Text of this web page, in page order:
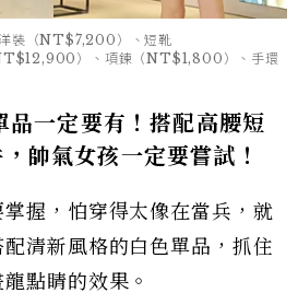
裝（NT$7,200）、短靴
）、項鍊（NT$1,800）、手環
一定要有！搭配高腰短
帥氣女孩一定要嘗試！
握，怕穿得太像在當兵，就
清新風格的白色單品，抓住
點睛的效果。